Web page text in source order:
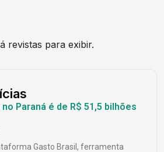
revistas para exibir.
Paraná é de R$ 51,5 bilhões
Gasto Brasil, ferramenta